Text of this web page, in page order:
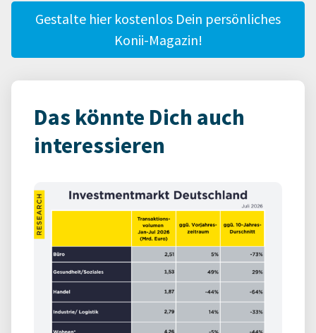
Gestalte hier kostenlos Dein persönliches
Konii-Magazin!
Das könnte Dich auch
interessieren